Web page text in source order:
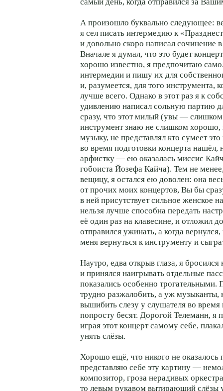
самый день, когда отправился за
А произошло буквально следующее:
я сел писать интермедию к
и довольно скоро написал сочинение
Вначале я думал, что это будет
хорошо известно, я предпочитаю
интермедии и пишу их для
и, разумеется, для того инструмента,
лучше всего. Однако в этот раз я к
удивлению написал сольную партию
сразу, что этот милый (увы —
инструмент знаю не слишком хорошо,
музыку, не представлял кто сумеет
во время подготовки концерта
арфистку — ею оказалась миссис
гобоиста Йозефа Кайча). Тем не
вещицу, я остался ею доволен: она
от прочих моих концертов, Вы бы
в ней присутствует сильное женское
нельзя лучше способна передать
её один раз на клавесине, и отложил
отправился ужинать, а когда вернулся,
меня вернуться к инструменту и
Наутро, едва открыв глаза, я бросился
и принялся наигрывать отдельные
показались особенно трогательными.
трудно разжалобить, а уж музыканты,
вышибить слезу у слушателя во
попросту бесят. Дорогой Телеманн, я
играя этот концерт самому себе,
унять слёзы.
Хорошо ещё, что никого не оказалось
представляю себе эту картину —
композитор, гроза нерадивых
то левым рукавом вытирающий слёзы